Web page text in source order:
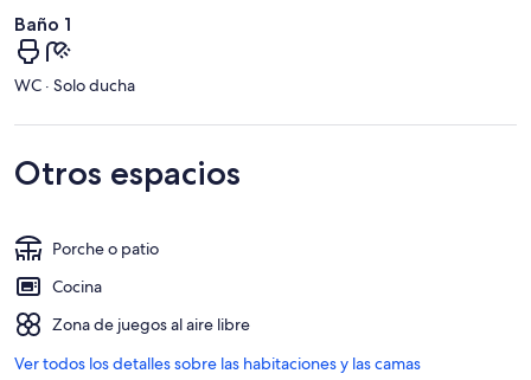
Baño 1
WC · Solo ducha
Otros espacios
Porche o patio
Cocina
Zona de juegos al aire libre
Ver todos los detalles sobre las habitaciones y las camas